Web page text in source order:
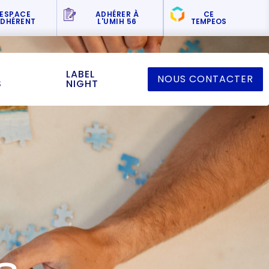
ESPACE ADHÉRER À
L'UMIH 56
CE
TEMPEOS
LABEL
NIGHT NOUS CONTACTER